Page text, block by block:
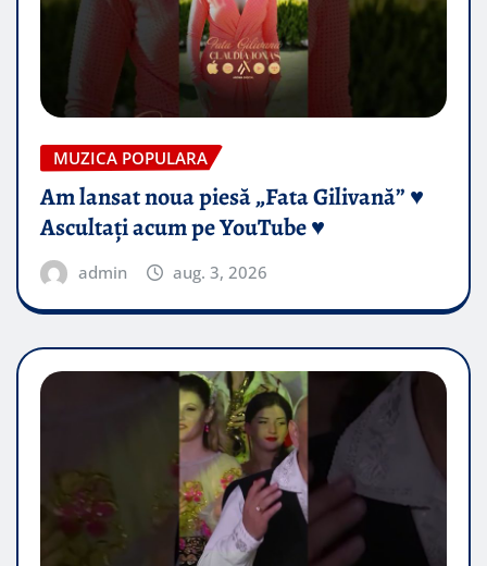
MUZICA POPULARA
Am lansat noua piesă „Fata Gilivană” ♥️
Ascultați acum pe YouTube ♥️
admin aug. 3, 2026